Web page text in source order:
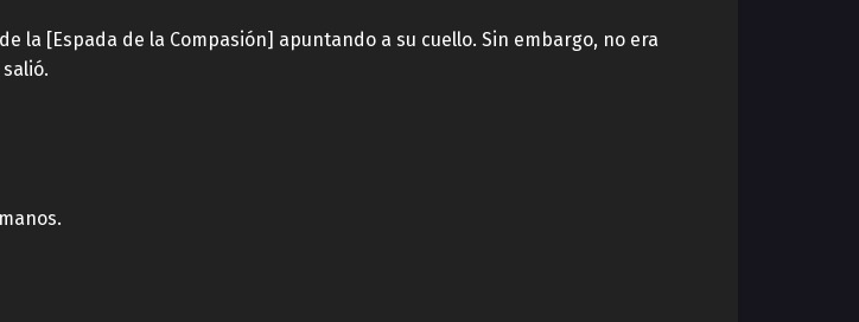
la [Espada de la Compasión] apuntando a su cuello. Sin embargo, no era